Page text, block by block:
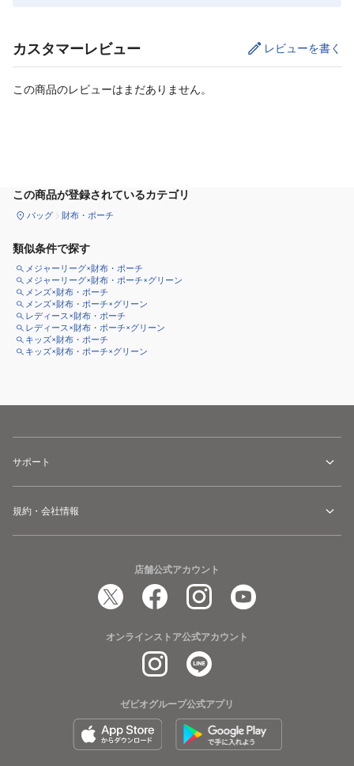
カスタマーレビュー レビューを書く
この商品のレビューはまだありません。
この商品が登録されているカテゴリ
バッグ 財布・ポーチ
類似条件で探す
メジャーリーグ×財布・ポーチ
メジャーリーグ×財布・ポーチ×グリーン
メンズ×財布・ポーチ
メンズ×財布・ポーチ×グリーン
レディース×財布・ポーチ
レディース×財布・ポーチ×グリーン
キッズ×財布・ポーチ
キッズ×財布・ポーチ×グリーン
サポート
規約・会社情報
店舗公式アカウント
オンラインストア公式アカウント
ゼビオグループ公式アプリ